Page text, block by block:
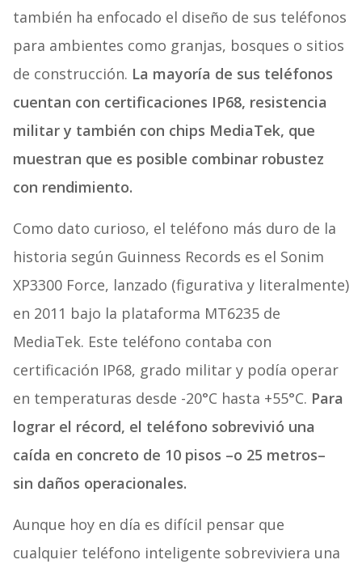
también ha enfocado el diseño de sus teléfonos
para ambientes como granjas, bosques o sitios
de construcción. La mayoría de sus teléfonos
cuentan con certificaciones IP68, resistencia
militar y también con chips MediaTek, que
muestran que es posible combinar robustez
con rendimiento.
Como dato curioso, el teléfono más duro de la
historia según Guinness Records es el Sonim
XP3300 Force, lanzado (figurativa y literalmente)
en 2011 bajo la plataforma MT6235 de
MediaTek. Este teléfono contaba con
certificación IP68, grado militar y podía operar
en temperaturas desde -20°C hasta +55°C. Para
lograr el récord, el teléfono sobrevivió una
caída en concreto de 10 pisos –o 25 metros–
sin daños operacionales.
Aunque hoy en día es difícil pensar que
cualquier teléfono inteligente sobreviviera una